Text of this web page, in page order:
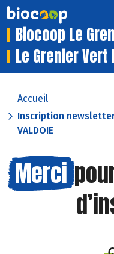
Biocoop Le
Le Grenier
Accueil
Inscription newsletter
VALDOIE
Merci